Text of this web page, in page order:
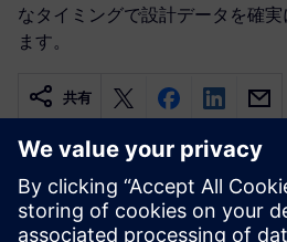
なタイミングで設計データを確
ます。
共有